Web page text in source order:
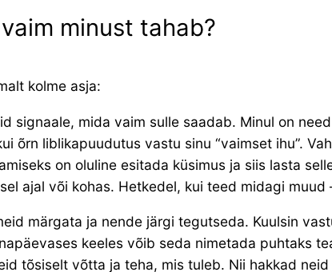
minust tahab?
kolme asja:
signaale, mida vaim sulle saadab. Minul on
õrn liblikapuudutus vastu sinu “vaimset ihu”.
on oluline esitada küsimus ja siis lasta
ajal või kohas. Hetkedel, kui teed midagi
märgata ja nende järgi tegutseda. Kuulsin
keeles võib seda nimetada puhtaks
tõsiselt võtta ja teha, mis tuleb. Nii hakkad